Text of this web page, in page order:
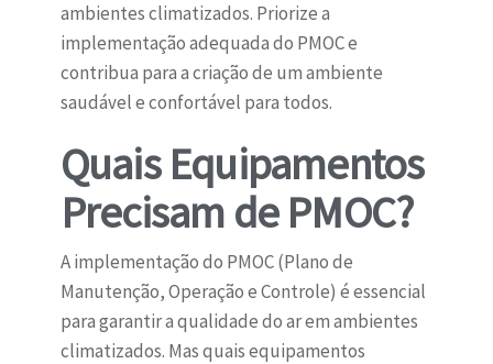
ambientes climatizados. Priorize a
implementação adequada do PMOC e
contribua para a criação de um ambiente
saudável e confortável para todos.
Quais Equipamentos
Precisam de PMOC?
A implementação do PMOC (Plano de
Manutenção, Operação e Controle) é essencial
para garantir a qualidade do ar em ambientes
climatizados. Mas quais equipamentos